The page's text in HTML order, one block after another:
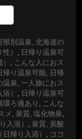
県別温泉, 北海道の
） , 日帰り温泉可
, こんな人におス
帰り温泉可能, 日帰
泉, 一人旅におス
） , 日帰り温泉可
環ろ過あり , こんな
メ , 泉質, 塩化物泉,
入浴） , 泉質, 炭酸
帰り入浴） , ココ